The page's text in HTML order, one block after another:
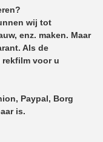
wij tot
enz. maken. Maar
Als de
voor u
Paypal, Borg
is.